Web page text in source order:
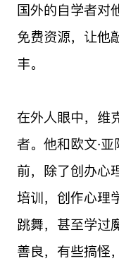
国外的自学者对
免费资源，让他
丰。
在外人眼中，维
者。他和欧文·
前，除了创办心
培训，创作心理
跳舞，甚至学过
善良，有些搞怪